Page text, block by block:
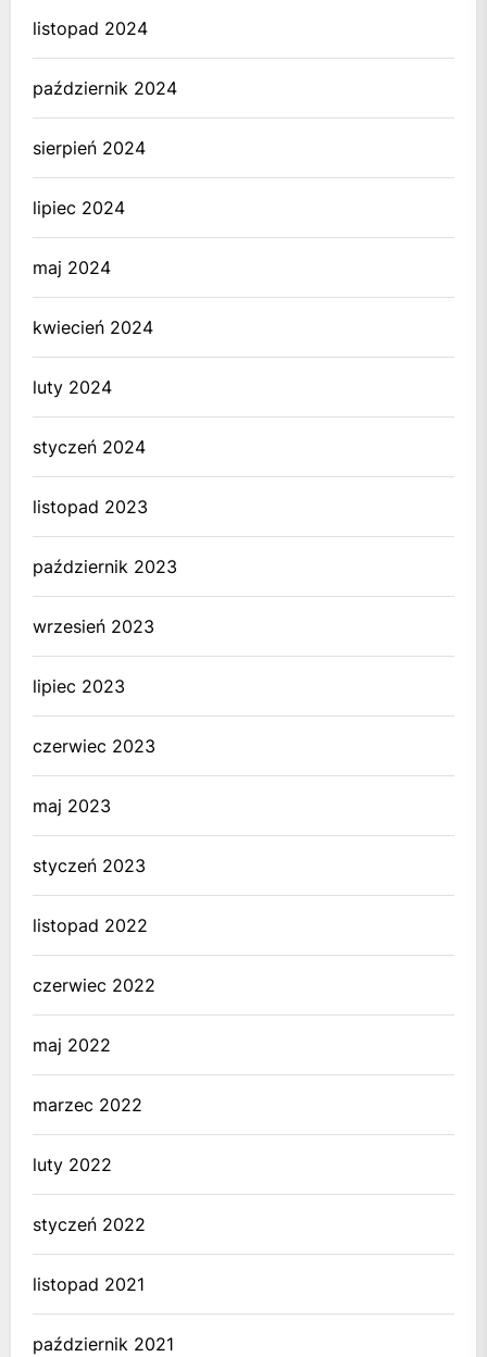
listopad 2024
październik 2024
sierpień 2024
lipiec 2024
maj 2024
kwiecień 2024
luty 2024
styczeń 2024
listopad 2023
październik 2023
wrzesień 2023
lipiec 2023
czerwiec 2023
maj 2023
styczeń 2023
listopad 2022
czerwiec 2022
maj 2022
marzec 2022
luty 2022
styczeń 2022
listopad 2021
październik 2021